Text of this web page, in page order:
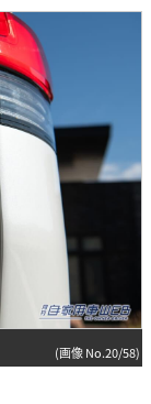
(画像 No.20/58)